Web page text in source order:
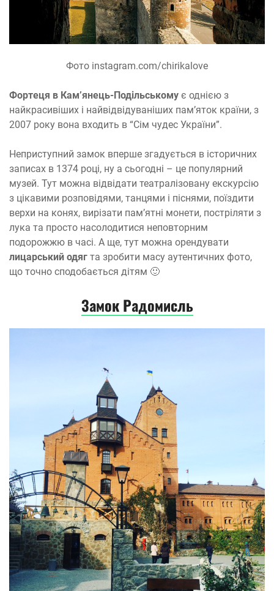
Фото instagram.com/chirikalove
Фортеця в Кам’янець-Подільському є однією з
найкрасивіших і найвідвідуваніших пам’яток країни, з
2007 року вона входить в “Сім чудес України”.
Неприступний замок вперше згадується в історичних
записах в 1374 році, ну а сьогодні – це популярний
музей. Тут можна відвідати театралізовану екскурсію
з цікавими розповідями, танцями і піснями, поїздити
верхи на конях, вирізати пам’ятні монети, постріляти з
лука та просто насолодитися неповторним
подорожжю в часі. А ще, тут можна орендувати
лицарський одяг та зробити масу аутентичних фото,
що точно сподобається дітям 🙂
Замок Радомисль